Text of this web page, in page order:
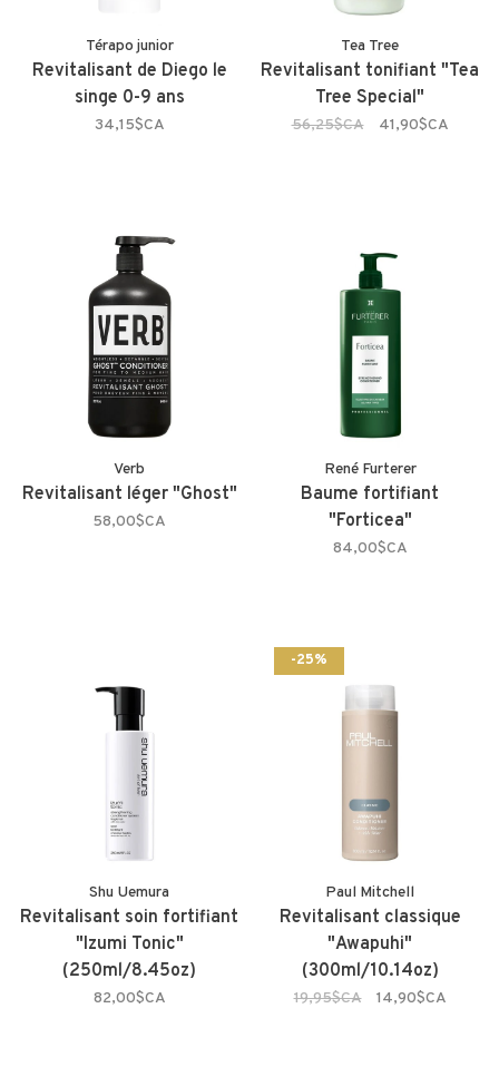
Térapo junior
Revitalisant de Diego le
singe 0-9 ans
34,15$CA
Tea Tree
Revitalisant tonifiant "Tea
Tree Special"
56,25$CA 41,90$CA
Verb
Revitalisant léger "Ghost"
58,00$CA
René Furterer
Baume fortifiant
"Forticea"
84,00$CA
Shu Uemura
Revitalisant soin fortifiant
"Izumi Tonic"
(250ml/8.45oz)
82,00$CA
-25%
Paul Mitchell
Revitalisant classique
"Awapuhi"
(300ml/10.14oz)
19,95$CA 14,90$CA